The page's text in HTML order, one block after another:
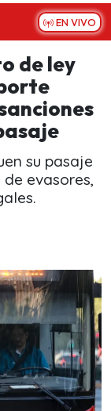
EN VIVO
de ley
su pasaje
evasores,